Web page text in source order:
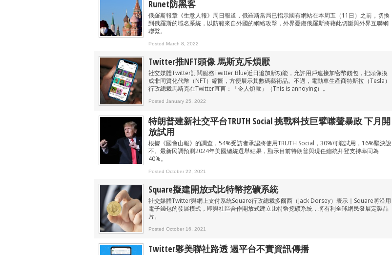
Runet防黑客
俄羅斯報章《生意人報》周日報道，俄羅斯當局已指示國有網站在本周五（11日）之前，切換
到俄羅斯的域名系統，以防範來自外國的網絡攻擊，外界憂慮俄羅斯將藉此切斷與外界互聯網
聯繫。
Posted March 8, 2022
Twitter推NFT頭像 馬斯克斥煩厭
社交媒體Twitter訂閱服務Twitter Blue近日追加新功能，允許用戶連接加密幣錢包，把頭像換
成非同質化代幣（NFT）縮圖，方便展示其數碼藝術品。不過，電動車生產商特斯拉（Tesla）
行政總裁馬斯克在Twitter直言：「令人煩厭」（This is annoying）。
Posted January 25, 2022
特朗普建新社交平台TRUTH Social 挑戰科技巨擘噤聲暴政 下月開
放試用
根據《國會山報》的調查，54%受訪者承認將使用TRUTH Social，30%可能試用，16%堅決說
不。最新民調預測2024年美國總統選舉結果，顯示目前特朗普與現任總統拜登支持率同為
40%。
Posted October 22, 2021
Square擬建開放式比特幣挖礦系統
社交媒體Twitter與網上支付系統Square行政總裁多爾西（Jack Dorsey）表示｜Square將沿用
電子錢包的發展模式，即與社區合作開放式建立比特幣挖礦系統，將有利全球網民發展定製晶
片。
Posted October 16, 2021
Twitter夥美聯社路透 遏平台不實資訊傳播